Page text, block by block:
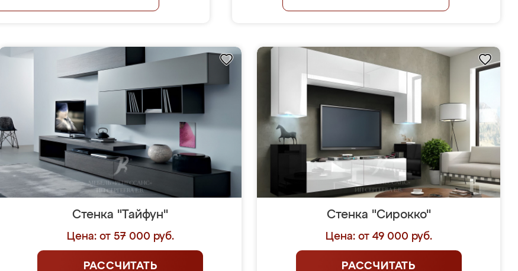
Стенка "Тайфун"
Цена: от 57 000 руб.
РАССЧИТАТЬ
Стенка "Сирокко"
Цена: от 49 000 руб.
РАССЧИТАТЬ